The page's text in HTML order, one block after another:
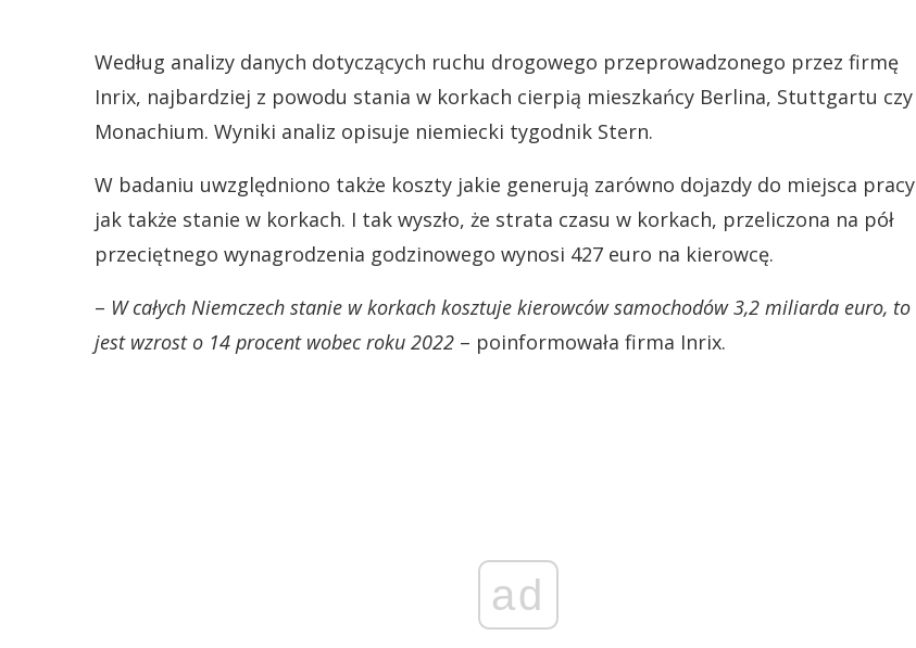
Według analizy danych dotyczących ruchu drogowego przeprowadzonego przez firmę
Inrix, najbardziej z powodu stania w korkach cierpią mieszkańcy Berlina, Stuttgartu czy
Monachium. Wyniki analiz opisuje niemiecki tygodnik Stern.
W badaniu uwzględniono także koszty jakie generują zarówno dojazdy do miejsca pracy
jak także stanie w korkach. I tak wyszło, że strata czasu w korkach, przeliczona na pół
przeciętnego wynagrodzenia godzinowego wynosi 427 euro na kierowcę.
– W całych Niemczech stanie w korkach kosztuje kierowców samochodów 3,2 miliarda euro, to
jest wzrost o 14 procent wobec roku 2022 – poinformowała firma Inrix.
ad